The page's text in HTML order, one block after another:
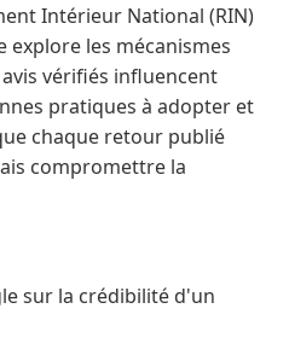
Intérieur National (RIN)
explore les mécanismes
vérifiés influencent
pratiques à adopter et
chaque retour publié
compromettre la
sur la crédibilité d'un